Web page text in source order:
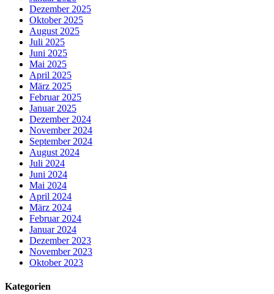
Dezember 2025
Oktober 2025
August 2025
Juli 2025
Juni 2025
Mai 2025
April 2025
März 2025
Februar 2025
Januar 2025
Dezember 2024
November 2024
September 2024
August 2024
Juli 2024
Juni 2024
Mai 2024
April 2024
März 2024
Februar 2024
Januar 2024
Dezember 2023
November 2023
Oktober 2023
Kategorien